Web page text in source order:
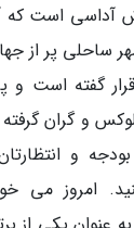
آداسی است
ساحلی پر از
قرار گفته است
و گران
و
امروز می